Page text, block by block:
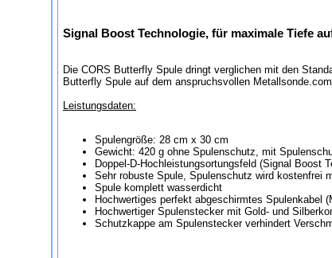
Signal Boost Technologie, für maximale Tiefe
Die CORS Butterfly Spule dringt verglichen mit den
Butterfly Spule auf dem anspruchsvollen
Leistungsdaten:
Spulengröße: 28 cm x 30 cm
Gewicht: 420 g ohne Spulenschutz, mit
Doppel-D-Hochleistungsortungsfeld (Signal Boost
Sehr robuste Spule, Spulenschutz wird kostenfrei
Spule komplett wasserdicht
Hochwertiges perfekt abgeschirmtes Spulenkabel
Hochwertiger Spulenstecker mit Gold- und
Schutzkappe am Spulenstecker verhindert